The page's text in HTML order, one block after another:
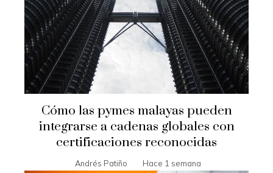
Cómo las pymes malayas pueden
integrarse a cadenas globales con
certificaciones reconocidas
Andrés Patiño Hace 1 semana